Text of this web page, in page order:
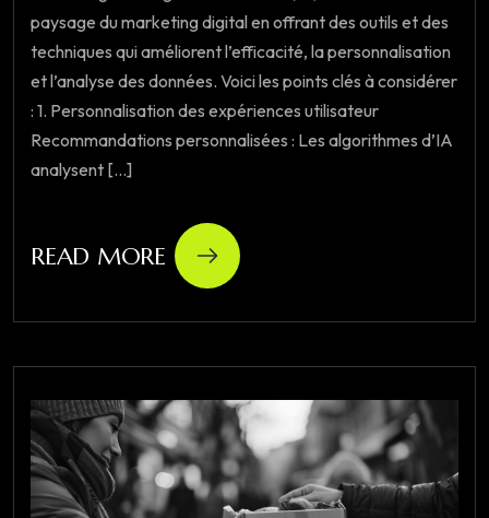
paysage du marketing digital en offrant des outils et des
techniques qui améliorent l’efficacité, la personnalisation
et l’analyse des données. Voici les points clés à considérer
: 1. Personnalisation des expériences utilisateur
Recommandations personnalisées : Les algorithmes d’IA
analysent [...]
READ MORE